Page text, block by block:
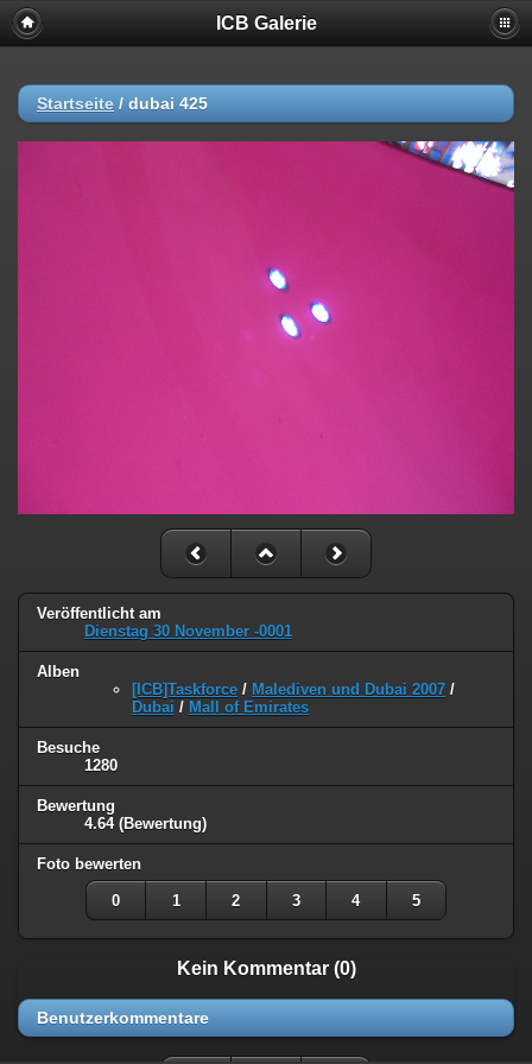
ICB Galerie
Startseite / dubai 425
Veröffentlicht am
Dienstag 30 November -0001
Alben
[ICB]Taskforce / Malediven und Dubai 2007 /
Dubai / Mall of Emirates
Besuche
1280
Bewertung
4.64 (Bewertung)
Foto bewerten
0 1 2 3 4 5
Kein Kommentar (0)
Benutzerkommentare